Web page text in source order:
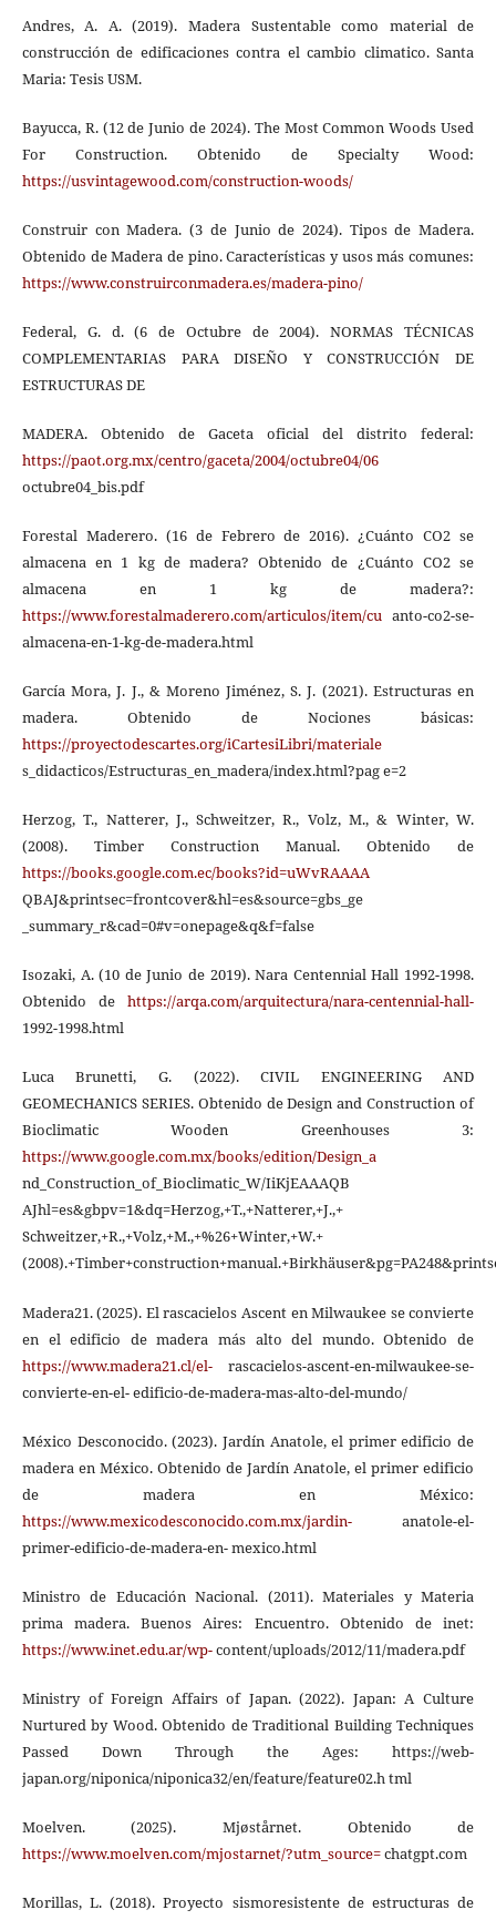
Andres, A. A. (2019). Madera Sustentable como material de
construcción de edificaciones contra el cambio climatico. Santa
Maria: Tesis USM.
Bayucca, R. (12 de Junio de 2024). The Most Common Woods Used
For Construction. Obtenido de Specialty Wood:
https://usvintagewood.com/construction-woods/
Construir con Madera. (3 de Junio de 2024). Tipos de Madera.
Obtenido de Madera de pino. Características y usos más comunes:
https://www.construirconmadera.es/madera-pino/
Federal, G. d. (6 de Octubre de 2004). NORMAS TÉCNICAS
COMPLEMENTARIAS PARA DISEÑO Y CONSTRUCCIÓN DE
ESTRUCTURAS DE
MADERA. Obtenido de Gaceta oficial del distrito federal:
https://paot.org.mx/centro/gaceta/2004/octubre04/06
octubre04_bis.pdf
Forestal Maderero. (16 de Febrero de 2016). ¿Cuánto CO2 se
almacena en 1 kg de madera? Obtenido de ¿Cuánto CO2 se
almacena en 1 kg de madera?:
https://www.forestalmaderero.com/articulos/item/cuanto-co2-se-
almacena-en-1-kg-de-madera.html
García Mora, J. J., & Moreno Jiménez, S. J. (2021). Estructuras en
madera. Obtenido de Nociones básicas:
https://proyectodescartes.org/iCartesiLibri/materiale
s_didacticos/Estructuras_en_madera/index.html?pag e=2
Herzog, T., Natterer, J., Schweitzer, R., Volz, M., & Winter, W.
(2008). Timber Construction Manual. Obtenido de
https://books.google.com.ec/books?id=uWvRAAAA
QBAJ&printsec=frontcover&hl=es&source=gbs_ge
_summary_r&cad=0#v=onepage&q&f=false
Isozaki, A. (10 de Junio de 2019). Nara Centennial Hall 1992-1998.
Obtenido dehttps://arqa.com/arquitectura/nara-centennial-hall-
1992-1998.html
Luca Brunetti, G. (2022). CIVIL ENGINEERING AND
GEOMECHANICS SERIES. Obtenido de Design and Construction of
Bioclimatic Wooden Greenhouses 3:
https://www.google.com.mx/books/edition/Design_a
nd_Construction_of_Bioclimatic_W/IiKjEAAAQB
AJhl=es&gbpv=1&dq=Herzog,+T.,+Natterer,+J.,+
Schweitzer,+R.,+Volz,+M.,+%26+Winter,+W.+
Madera21. (2025). El rascacielos Ascent en Milwaukee se convierte
en el edificio de madera más alto del mundo. Obtenido de
https://www.madera21.cl/el-rascacielos-ascent-en-milwaukee-se-
convierte-en-el- edificio-de-madera-mas-alto-del-mundo/
México Desconocido. (2023). Jardín Anatole, el primer edificio de
madera en México. Obtenido de Jardín Anatole, el primer edificio
de madera en México:
https://www.mexicodesconocido.com.mx/jardin-anatole-el-
primer-edificio-de-madera-en- mexico.html
Ministro de Educación Nacional. (2011). Materiales y Materia
prima madera. Buenos Aires: Encuentro. Obtenido de inet:
https://www.inet.edu.ar/wp-content/uploads/2012/11/madera.pdf
Ministry of Foreign Affairs of Japan. (2022). Japan: A Culture
Nurtured by Wood. Obtenido de Traditional Building Techniques
Passed Down Through the Ages: https://web-
japan.org/niponica/niponica32/en/feature/feature02.h tml
Moelven. (2025). Mjøstårnet. Obtenido de
https://www.moelven.com/mjostarnet/?utm_source=chatgpt.com
Morillas, L. (2018). Proyecto sismoresistente de estructuras de